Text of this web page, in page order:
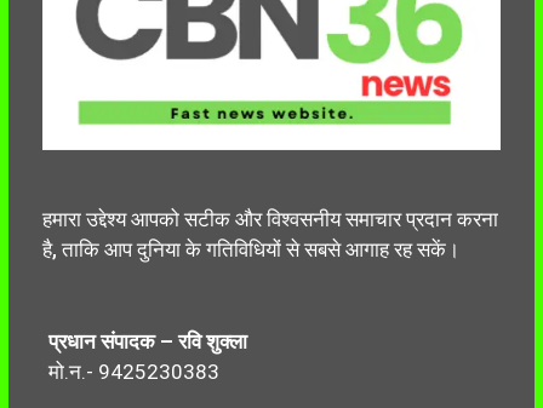
हमारा उद्देश्य आपको सटीक और विश्वसनीय समाचार प्रदान करना
है, ताकि आप दुनिया के गतिविधियों से सबसे आगाह रह सकें।
प्रधान संपादक – रवि शुक्ला
मो.न.- 9425230383